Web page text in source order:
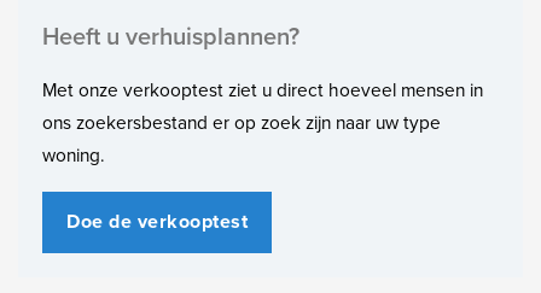
Heeft u verhuisplannen?
Met onze verkooptest ziet u direct hoeveel mensen in
ons zoekersbestand er op zoek zijn naar uw type
woning.
Doe de verkooptest